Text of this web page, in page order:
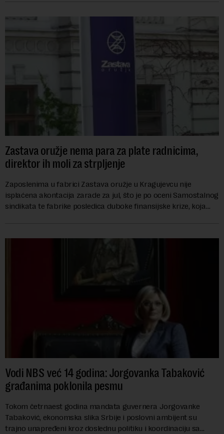
Zastava oružje nema para za plate radnicima,
direktor ih moli za strpljenje
Zaposlenima u fabrici Zastava oružje u Kragujevcu nije
isplaćena akontacija zarade za jul, što je po oceni Samostalnog
sindikata te fabrike posledica duboke finansijske krize, koja
Vodi NBS već 14 godina: Jorgovanka Tabaković
građanima poklonila pesmu
Tokom četrnaest godina mandata guvernera Jorgovanke
Tabaković, ekonomska slika Srbije i poslovni ambijent su
trajno unapređeni kroz doslednu politiku i koordinaciju sa